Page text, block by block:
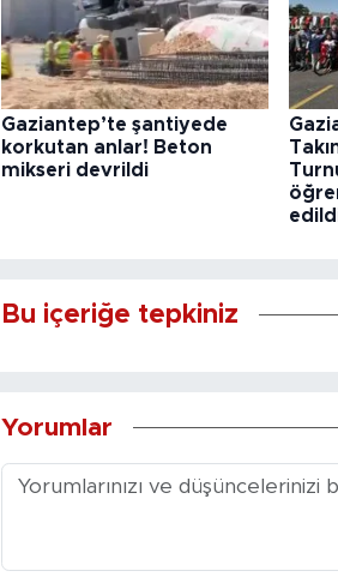
Gaziantep’te şantiyede
korkutan anlar! Beton
mikseri devrildi
Bu içeriğe tepkiniz
Yorumlar